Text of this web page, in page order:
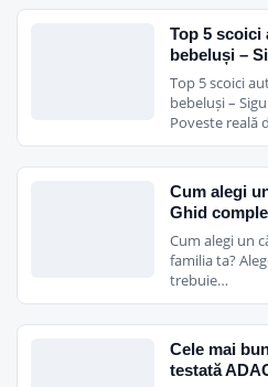
Top 5 scoici
bebeluși –
Top 5 scoici
bebeluși –
Poveste reală
Cum alegi
Ghid
Cum alegi un
familia ta?
trebuie…
Cele mai
testată